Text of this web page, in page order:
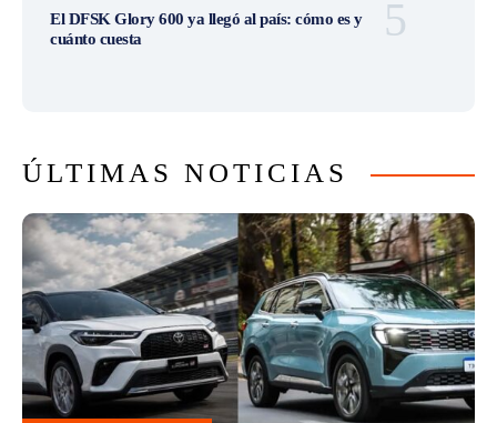
El DFSK Glory 600 ya llegó al país: cómo es y
cuánto cuesta
ÚLTIMAS NOTICIAS